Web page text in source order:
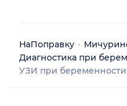
НаПоправку
Диагностика при
УЗИ при беременности